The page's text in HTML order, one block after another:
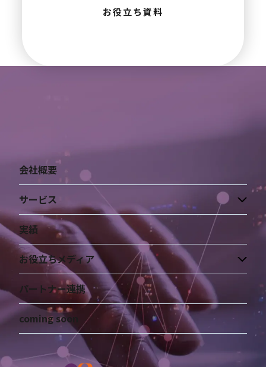
お役立ち資料
会社概要
サービス
実績
お役立ちメディア
パートナー連携
coming soon